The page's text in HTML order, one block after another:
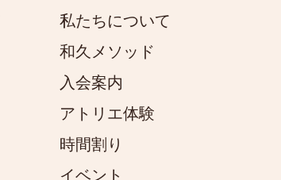
私たちについて
和久メソッド
入会案内
アトリエ体験
時間割り
イベント